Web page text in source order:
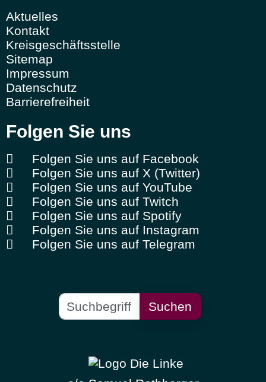
Aktuelles
Kontakt
Kreisgeschäftsstelle
Sitemap
Impressum
Datenschutz
Barrierefreiheit
Folgen Sie uns
Folgen Sie uns auf Facebook
Folgen Sie uns auf X (Twitter)
Folgen Sie uns auf YouTube
Folgen Sie uns auf Twitch
Folgen Sie uns auf Spotify
Folgen Sie uns auf Instagram
Folgen Sie uns auf Telegram
Suchen